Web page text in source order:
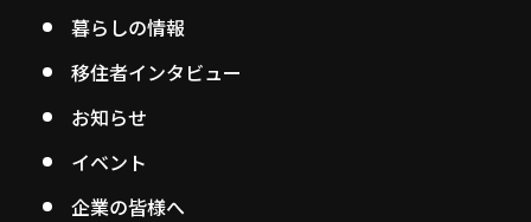
暮らしの情報
移住者インタビュー
お知らせ
イベント
企業の皆様へ